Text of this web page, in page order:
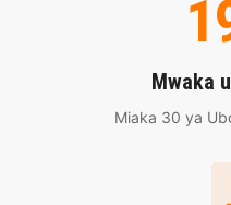
Mwaka
Miaka 30 ya